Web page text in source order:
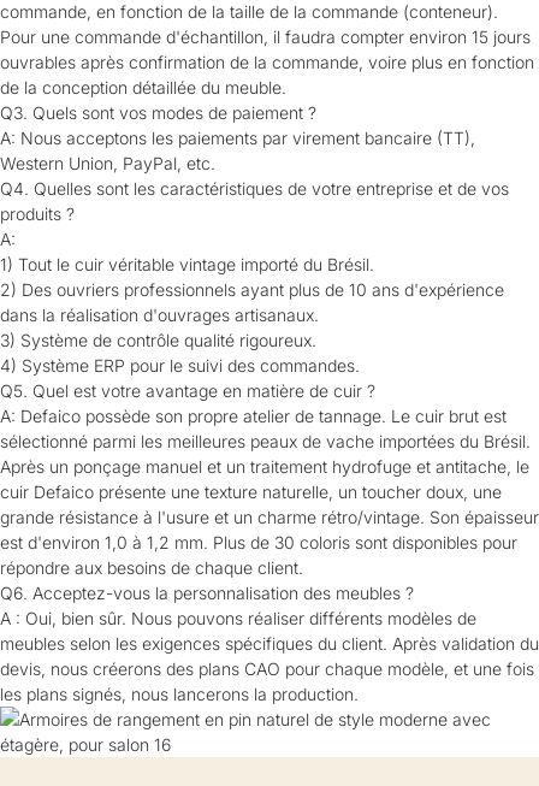
commande, en fonction de la taille de la commande (conteneur).
Pour une commande d'échantillon, il faudra compter environ 15 jours
ouvrables après confirmation de la commande, voire plus en fonction
de la conception détaillée du meuble.
Q3. Quels sont vos modes de paiement ?
A: Nous acceptons les paiements par virement bancaire (TT),
Western Union, PayPal, etc.
Q4. Quelles sont les caractéristiques de votre entreprise et de vos
produits ?
A:
1) Tout le cuir véritable vintage importé du Brésil.
2) Des ouvriers professionnels ayant plus de 10 ans d'expérience
dans la réalisation d'ouvrages artisanaux.
3) Système de contrôle qualité rigoureux.
4) Système ERP pour le suivi des commandes.
Q5. Quel est votre avantage en matière de cuir ?
A: Defaico possède son propre atelier de tannage. Le cuir brut est
sélectionné parmi les meilleures peaux de vache importées du Brésil.
Après un ponçage manuel et un traitement hydrofuge et antitache, le
cuir Defaico présente une texture naturelle, un toucher doux, une
grande résistance à l'usure et un charme rétro/vintage. Son épaisseur
est d'environ 1,0 à 1,2 mm. Plus de 30 coloris sont disponibles pour
répondre aux besoins de chaque client.
Q6. Acceptez-vous la personnalisation des meubles ?
A : Oui, bien sûr. Nous pouvons réaliser différents modèles de
meubles selon les exigences spécifiques du client. Après validation du
devis, nous créerons des plans CAO pour chaque modèle, et une fois
les plans signés, nous lancerons la production.